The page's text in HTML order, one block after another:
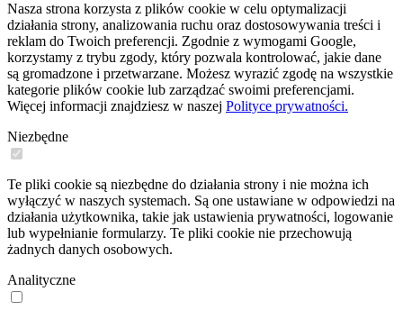
Nasza strona korzysta z plików cookie w celu optymalizacji
działania strony, analizowania ruchu oraz dostosowywania treści i
reklam do Twoich preferencji. Zgodnie z wymogami Google,
korzystamy z trybu zgody, który pozwala kontrolować, jakie dane
są gromadzone i przetwarzane. Możesz wyrazić zgodę na wszystkie
kategorie plików cookie lub zarządzać swoimi preferencjami.
Więcej informacji znajdziesz w naszej Polityce prywatności.
Niezbędne
Te pliki cookie są niezbędne do działania strony i nie można ich
wyłączyć w naszych systemach. Są one ustawiane w odpowiedzi na
działania użytkownika, takie jak ustawienia prywatności, logowanie
lub wypełnianie formularzy. Te pliki cookie nie przechowują
żadnych danych osobowych.
Analityczne